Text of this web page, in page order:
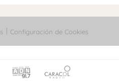
Configuración de Cookies